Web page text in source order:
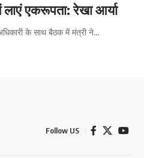
एकरूपता: रेखा आर्या
के साथ बैठक में मंत्री ने…
Follow US